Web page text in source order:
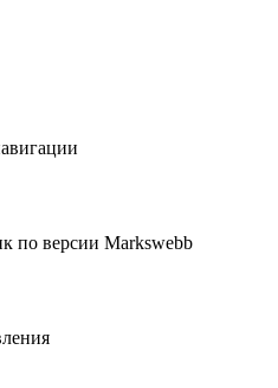
по версии Markswebb